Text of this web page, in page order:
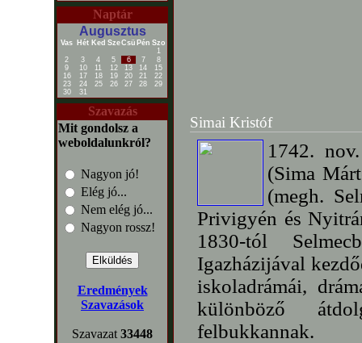
Naptár
Augusztus
Vas Hét Ked SzeCsü Pén Szo
1
2
3 4 5 6 7
8
9
10 11 12 13 14
15
16
17 18 19 20 21
22
23
24 25 26 27 28
29
30
31
Szavazás
Mit gondolsz a
weboldalunkról?
Nagyon jó!
Elég jó...
Nem elég jó...
Nagyon rossz!
Eredmények
Szavazások
Szavazat 33448
Simai Kristóf
1742.
(Sima
(megh.
Privigyén és
1830-tól
Igazházijával
iskoladrámái,
különböző
felbukkannak.